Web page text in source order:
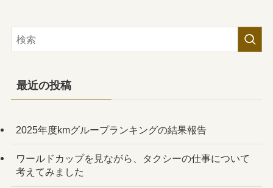
最近の投稿
2025年度kmグループランキングの結果報告
ワールドカップを見ながら、タクシーの仕事について
考えてみました